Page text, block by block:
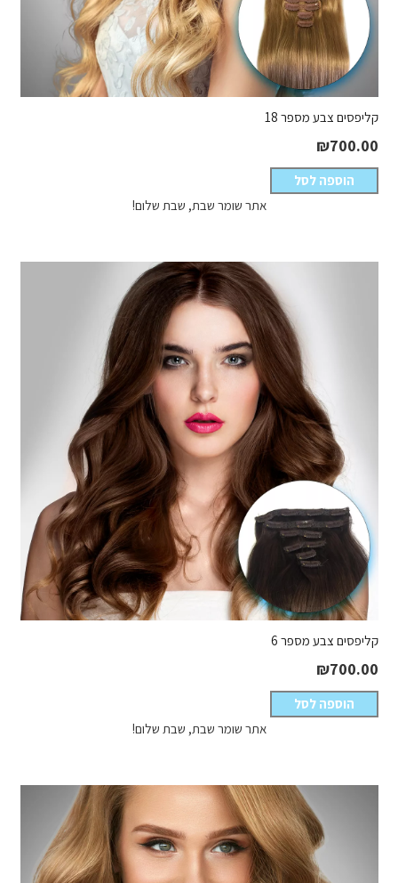
קליפסים צבע מספר 18
₪700.00
הוספה לסל
אתר שומר שבת, שבת שלום!
קליפסים צבע מספר 6
₪700.00
הוספה לסל
אתר שומר שבת, שבת שלום!